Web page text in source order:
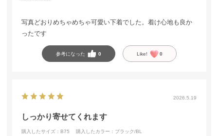
写真どおりめちゃめちゃ可愛い下着でした。着け心地も良か
ったです
参考になった 0 Like! 0
2026.5.19
しっかり寄せてくれます
購入したサイズ：B75 購入したカラー：ブラック/BL